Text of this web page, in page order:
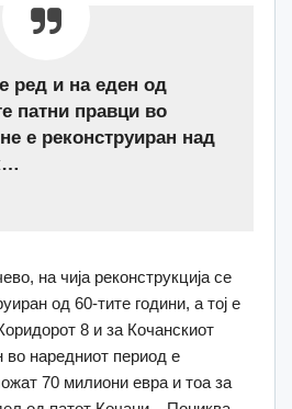
ред и на еден од
патни правци во
е реконструиран над
на чија реконструкција се
од 60-тите години, а тој е
8 и за Кочанскиот
во наредниот период е
70 милиони евра и тоа за